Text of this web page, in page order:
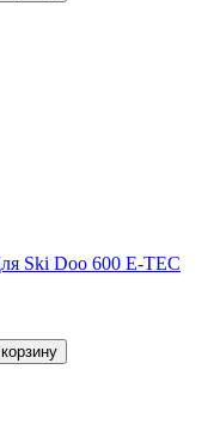
Ski Doo 600 E-TEC